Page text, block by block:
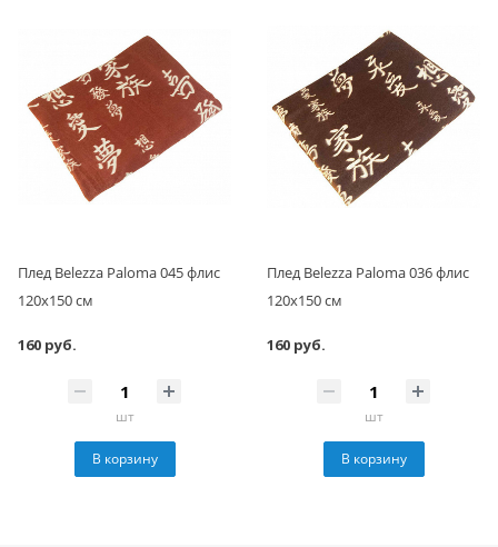
Плед Belezza Paloma 045 флис
120х150 см
160 руб.
шт
В корзину
Плед Belezza Paloma 036 флис
120х150 см
160 руб.
шт
В корзину